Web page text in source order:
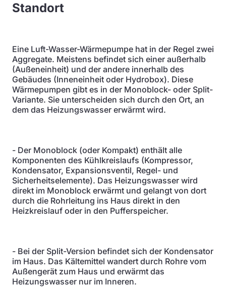
Standort
Eine Luft-Wasser-Wärmepumpe hat in der Regel zwei
Aggregate. Meistens befindet sich einer außerhalb
(Außeneinheit) und der andere innerhalb des
Gebäudes (Inneneinheit oder Hydrobox). Diese
Wärmepumpen gibt es in der Monoblock- oder Split-
Variante. Sie unterscheiden sich durch den Ort, an
dem das Heizungswasser erwärmt wird.
- Der Monoblock (oder Kompakt) enthält alle
Komponenten des Kühlkreislaufs (Kompressor,
Kondensator, Expansionsventil, Regel- und
Sicherheitselemente). Das Heizungswasser wird
direkt im Monoblock erwärmt und gelangt von dort
durch die Rohrleitung ins Haus direkt in den
Heizkreislauf oder in den Pufferspeicher.
- Bei der Split-Version befindet sich der Kondensator
im Haus. Das Kältemittel wandert durch Rohre vom
Außengerät zum Haus und erwärmt das
Heizungswasser nur im Inneren.